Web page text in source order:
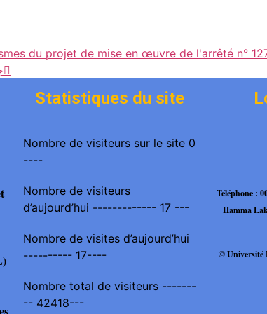
du projet de mise en œuvre de l'arrêté n°

Statistiques du site
Nombre de visiteurs sur le site 0
----
Nombre de visiteurs
d’aujourd’hui ------------- 17 ---
Nombre de visites d’aujourd’hui
---------- 17----
Nombre total de visiteurs -------
-- 42418---
Téléphone :
Hamma
© Université